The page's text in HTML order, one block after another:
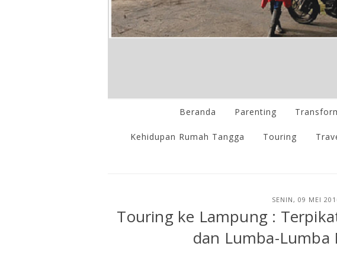
Beranda Parenting
Kehidupan Rumah Tangga Touring
SENIN, 09 MEI
Touring ke Lampung :
dan Lumba-